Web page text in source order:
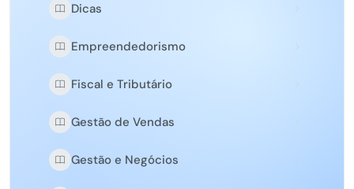
Dicas
Empreendedorismo
Fiscal e Tributário
Gestão de Vendas
Gestão e Negócios